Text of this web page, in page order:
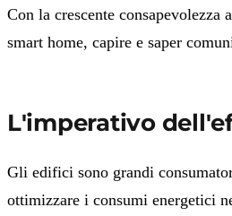
Con la crescente consapevolezza
smart home, capire e saper
L'imperativo
Gli edifici sono grandi
ottimizzare i consumi energetici